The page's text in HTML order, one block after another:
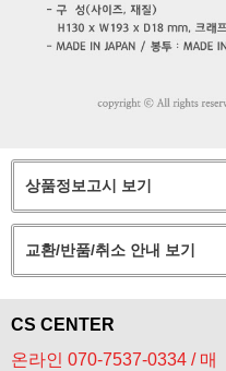
상품정보고시 보기
교환/반품/취소 안내 보기
CS CENTER
온라인 070-7537-0334 / 매